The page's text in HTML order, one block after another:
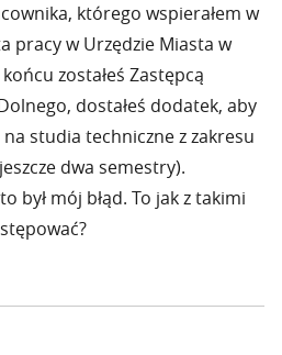
którego wspierałem w
pracy w Urzędzie Miasta w
zostałeś Zastępcą
dostałeś dodatek, aby
studia techniczne z zakresu
dwa semestry).
był mój błąd. To jak z takimi